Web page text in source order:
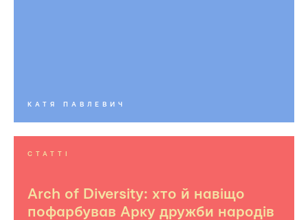
КАТЯ ПАВЛЕВИЧ
СТАТТІ
Arch of Diversity: хто й навіщо
пофарбував Арку дружби народів